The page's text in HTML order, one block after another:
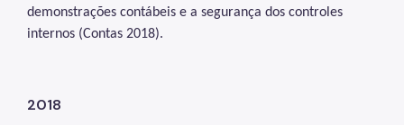
demonstrações contábeis e a segurança dos controles
internos (Contas 2018).
2018